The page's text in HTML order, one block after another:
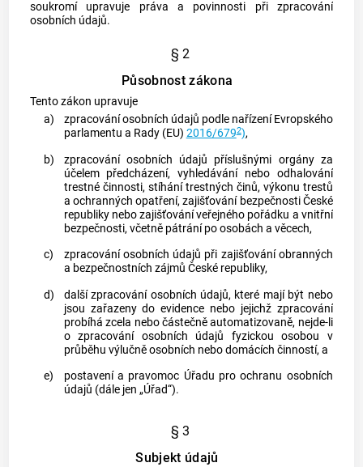
soukromí upravuje práva a povinnosti při zpracování
osobních údajů.
§ 2
Působnost zákona
Tento zákon upravuje
a)
zpracování osobních údajů podle nařízení Evropského
parlamentu a Rady (EU) 2016/6792),
b)
zpracování osobních údajů příslušnými orgány za
účelem předcházení, vyhledávání nebo odhalování
trestné činnosti, stíhánítrestných činů, výkonu trestů
a ochranných opatření, zajišťování bezpečnosti České
republiky nebo zajišťování veřejného pořádku a vnitřní
bezpečnosti, včetně pátrání po osobách a věcech,
c)
zpracování osobních údajů při zajišťování obranných
a bezpečnostních zájmů České republiky,
d)
další zpracování osobních údajů, které mají být nebo
jsou zařazeny do evidence nebo jejichž zpracování
probíhá zcela nebo částečně automatizovaně, nejde-li
o zpracování osobních údajů fyzickou osobou v
průběhu výlučně osobních nebo domácích činností, a
e)
postavení a pravomoc Úřadu pro ochranu osobních
údajů (dále jen „Úřad“).
§ 3
Subjekt údajů